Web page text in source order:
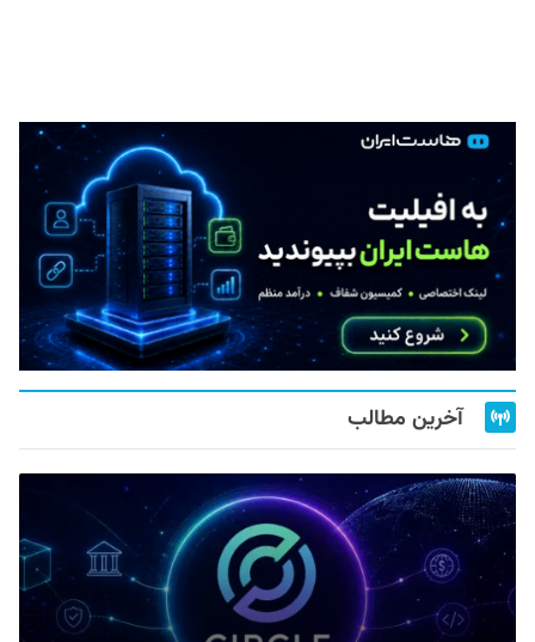
آخرین مطالب